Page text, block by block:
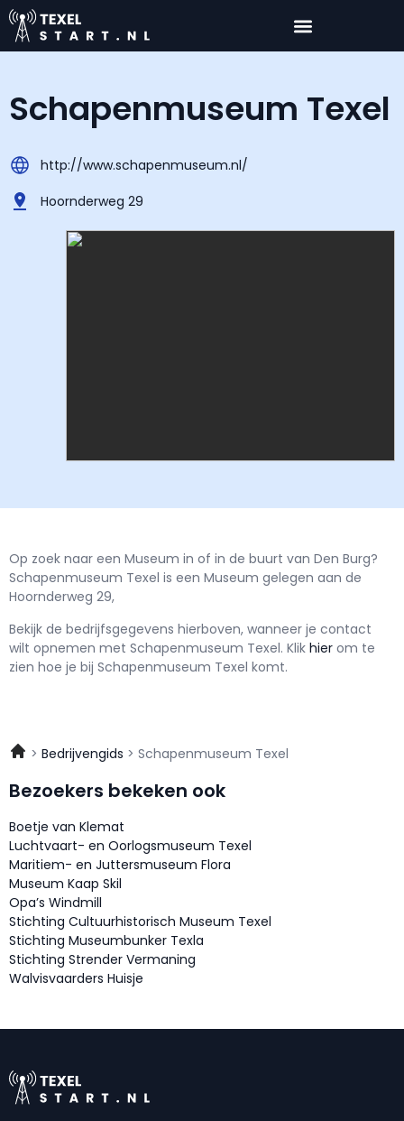
Schapenmuseum Texel
http://www.schapenmuseum.nl/
Hoornderweg 29
Op zoek naar een Museum in of in de buurt van Den Burg?
Schapenmuseum Texel is een Museum gelegen aan de
Hoornderweg 29,
Bekijk de bedrijfsgegevens hierboven, wanneer je contact
wilt opnemen met Schapenmuseum Texel. Klik hier om te
zien hoe je bij Schapenmuseum Texel komt.
Bedrijvengids Schapenmuseum Texel
Bezoekers bekeken ook
Boetje van Klemat
Luchtvaart- en Oorlogsmuseum Texel
Maritiem- en Juttersmuseum Flora
Museum Kaap Skil
Opa’s Windmill
Stichting Cultuurhistorisch Museum Texel
Stichting Museumbunker Texla
Stichting Strender Vermaning
Walvisvaarders Huisje